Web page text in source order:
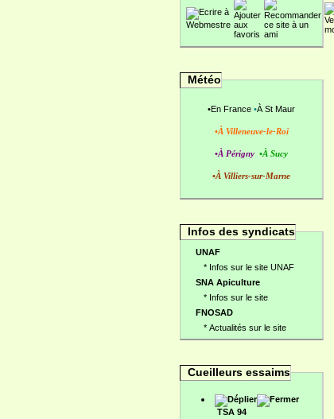
Météo
•En France •À St Maur
•À Villeneuve-le-Roi
•À Périgny •À Sucy
•À Villiers-sur-Marne
Infos des syndicats
UNAF
* Infos sur le site UNAF
SNA Apiculture
* Infos sur le site
FNOSAD
* Actualités sur le site
Cueilleurs essaims
TSA 94